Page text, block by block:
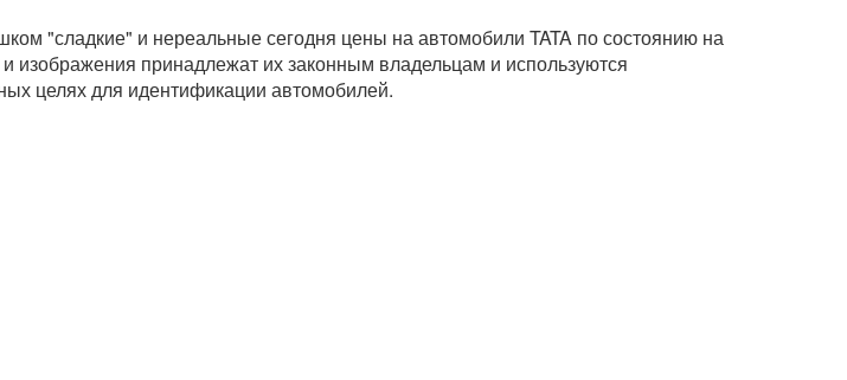
"сладкие" и нереальные сегодня цены на автомобили TATA по состоянию на
изображения принадлежат их законным владельцам и используются
целях для идентификации автомобилей.